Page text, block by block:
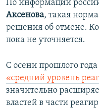
По информации
Аксенова, такая
решения об отмене.
пока не уточняется.
С осени прошлого
«средний уровень
значительно
властей в части